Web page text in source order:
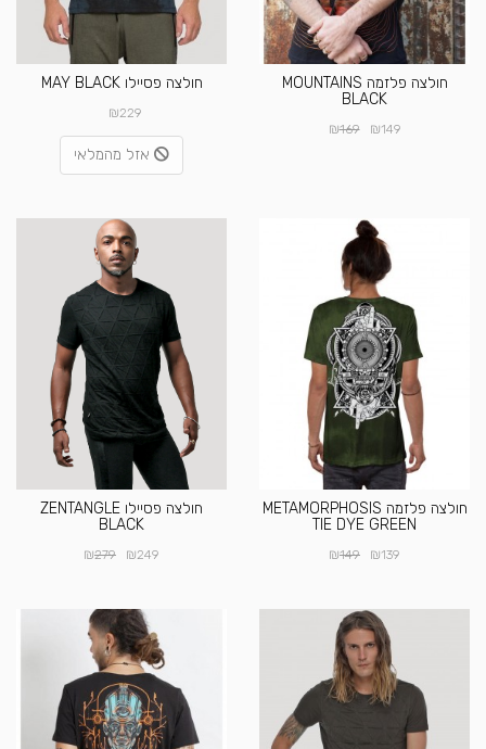
חולצה פלזמה MOUNTAINS
BLACK
₪149
₪169
חולצה פסיילו MAY BLACK
₪229
אזל מהמלאי
חולצה פלזמה METAMORPHOSIS
TIE DYE GREEN
₪139
₪149
חולצה פסיילו ZENTANGLE
BLACK
₪249
₪279